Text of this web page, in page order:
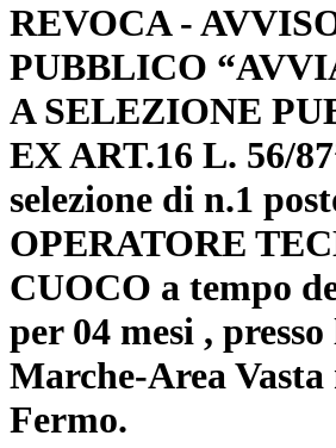
REVOCA -
PUBBLICO
A SELEZIONE
EX ART.16 L. 56/
selezione di n.1
OPERATORE
CUOCO a tempo
per 04 mesi , presso
Marche-Area Vasta
Fermo.